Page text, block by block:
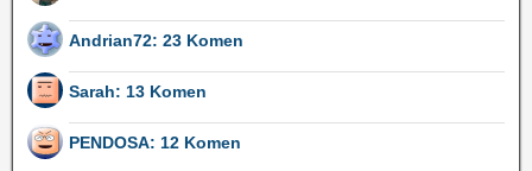
Andrian72: 23 Komen
Sarah: 13 Komen
PENDOSA: 12 Komen